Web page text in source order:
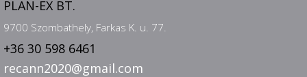
PLAN-EX BT.
9700 Szombathely, Farkas K. u. 77.
+36 30 598 6461
recann2020@gmail.com